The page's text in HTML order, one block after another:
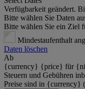
Verfügbarkeit geändert.
Bitte wählen Sie Daten
Bitte wählen Sie ein Ziel
Mindestaufenthalt
Daten löschen
Ab
{currency} {price} für
Steuern und Gebühren
Preise sind in {currency}